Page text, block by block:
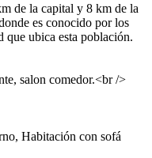
de la capital y 8 km de la
es conocido por los
que ubica esta población.
salon comedor.<br />
Habitación con sofá